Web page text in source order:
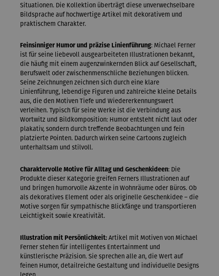
Situationen. Die Kollektion überträgt diese unverwechselbare
Bildsprache auf hochwertige Artikel mit dekorativem und
praktischem Charakter.
Feinsinniger Humor und präzise Linienführung: Michael Ferner
ist für seine liebevoll ausgearbeiteten Illustrationen bekannt,
die häufig mit einem augenzwinkernden Blick auf Gesellschaft,
Berufswelt oder zwischenmenschliche Beziehungen blicken.
Seine Zeichnungen zeichnen sich durch eine klare
Linienführung, lebendige Figuren und zahlreiche kleine Details
aus, die den Motiven Tiefe und Wiedererkennungswert
verleihen. Typisch für seine Werke ist die Verbindung aus
Wortwitz und Bildkomposition: Humor entsteht nicht laut oder
plakativ, sondern durch treffende Beobachtungen und fein
platzierte Pointen. Dadurch wirken seine Cartoons zugleich
unterhaltsam und stilvoll.
Charaktervolle Motive für Alltag und Geschenkideen: Die
Produkte dieser Kategorie greifen Ferners Illustrationen auf
und bringen humorvolle Akzente in Wohnräume oder Büros. Ob
als dekoratives Element oder als originelle Geschenkidee – die
Motive sorgen für sympathische Blickfänge und transportieren
Leichtigkeit sowie Kreativität.
Illustration mit Persönlichkeit: Artikel mit Motiven von Michael
Ferner stehen für intelligentes Entertainment und
künstlerische Präzision. Sie sprechen alle an, die Wert auf
feinen Humor, detailreiche Gestaltung und individuelle Designs